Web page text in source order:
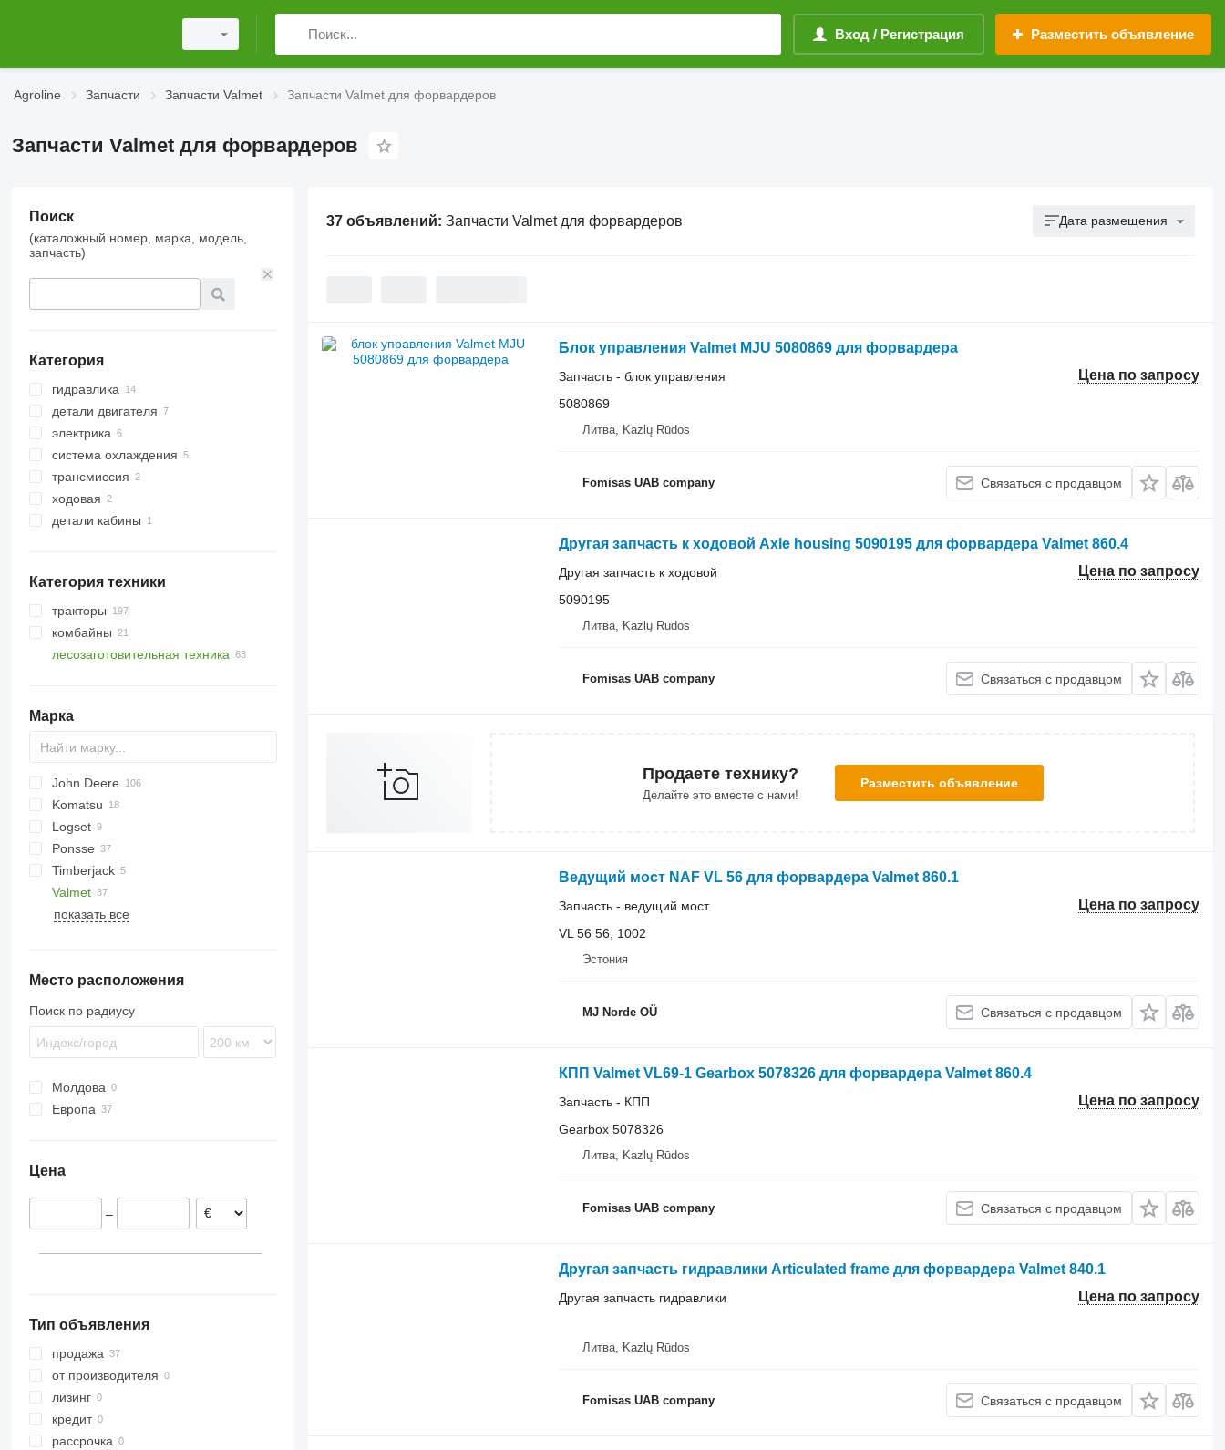
Вход / Регистрация Разместить объявление
Agroline Запчасти Запчасти Valmet Запчасти Valmet для форвардеров
Запчасти Valmet для форвардеров
Поиск
(каталожный номер, марка, модель,
запчасть)
Категория
гидравлика
гидронасосы
гидрораспределители
гидромоторы
пульты управления гидравликой
другие запчасти гидравлики
детали двигателя
маслоохладители
интеркулеры
электрика
блоки управления
мониторы
система охлаждения
радиаторы охлаждения двигателя
трансмиссия
КПП
ведущие мосты
ходовая
другие запчасти к ходовой
детали кабины
Категория техники
тракторы
тракторы колесные
комбайны
зерноуборочные комбайны
лесозаготовительная техника
Марка
John Deere
810
818
1110
1210
1270
1470
F-series
Komatsu
D series
Logset
Ponsse
Bear
Buffalo
Elephant
Scorpion
Timberjack
810
1210
Valmet
840
показать все
Место расположения
Поиск по радиусу
Молдова
Европа
Цена
–
Тип объявления
продажа
от производителя
лизинг
кредит
рассрочка
37 объявлений: Запчасти Valmet для форвардеров Дата размещения
Блок управления Valmet MJU 5080869 для форвардера
Цена по запросу
Запчасть - блок управления
5080869
Литва, Kazlų Rūdos
Fomisas UAB company Связаться с продавцом
Другая запчасть к ходовой Axle housing 5090195 для форвардера Valmet 860.4
Цена по запросу
Другая запчасть к ходовой
5090195
Литва, Kazlų Rūdos
Fomisas UAB company Связаться с продавцом
Продаете технику?
Делайте это вместе с нами!
Разместить объявление
Ведущий мост NAF VL 56 для форвардера Valmet 860.1
Цена по запросу
Запчасть - ведущий мост
VL 56 56, 1002
Эстония
MJ Norde OÜ Связаться с продавцом
КПП Valmet VL69-1 Gearbox 5078326 для форвардера Valmet 860.4
Цена по запросу
Запчасть - КПП
Gearbox 5078326
Литва, Kazlų Rūdos
Fomisas UAB company Связаться с продавцом
Другая запчасть гидравлики Articulated frame для форвардера Valmet 840.1
Цена по запросу
Другая запчасть гидравлики
Литва, Kazlų Rūdos
Fomisas UAB company Связаться с продавцом